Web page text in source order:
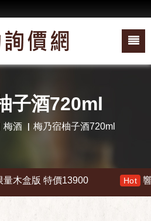
子酒720ml
梅酒 梅乃宿柚子酒720ml
盒版 特價13900 響